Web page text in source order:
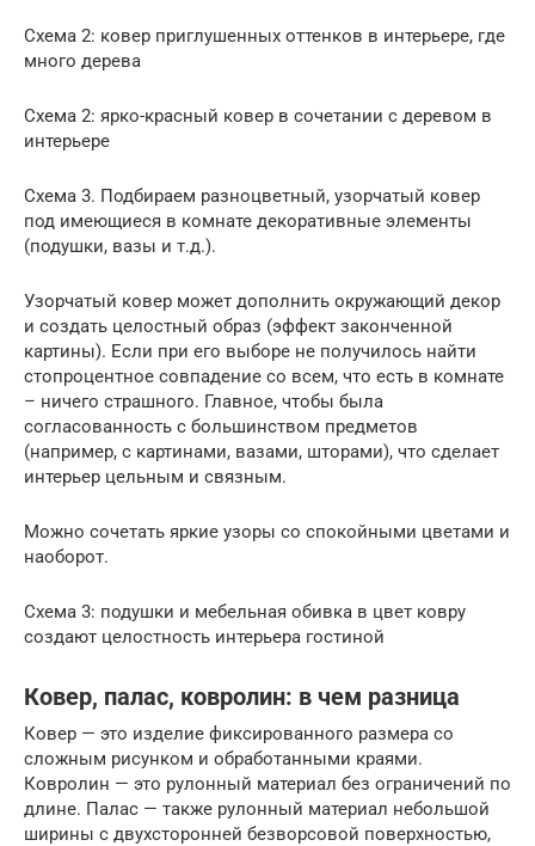
Схема 2: ковер приглушенных оттенков в интерьере, где
много дерева
Схема 2: ярко-красный ковер в сочетании с деревом в
интерьере
Схема 3. Подбираем разноцветный, узорчатый ковер
под имеющиеся в комнате декоративные элементы
(подушки, вазы и т.д.).
Узорчатый ковер может дополнить окружающий декор
и создать целостный образ (эффект законченной
картины). Если при его выборе не получилось найти
стопроцентное совпадение со всем, что есть в комнате
– ничего страшного. Главное, чтобы была
согласованность с большинством предметов
(например, с картинами, вазами, шторами), что сделает
интерьер цельным и связным.
Можно сочетать яркие узоры со спокойными цветами и
наоборот.
Схема 3: подушки и мебельная обивка в цвет ковру
создают целостность интерьера гостиной
Ковер, палас, ковролин: в чем разница
Ковер — это изделие фиксированного размера со
сложным рисунком и обработанными краями.
Ковролин — это рулонный материал без ограничений по
длине. Палас — также рулонный материал небольшой
ширины с двухсторонней безворсовой поверхностью,